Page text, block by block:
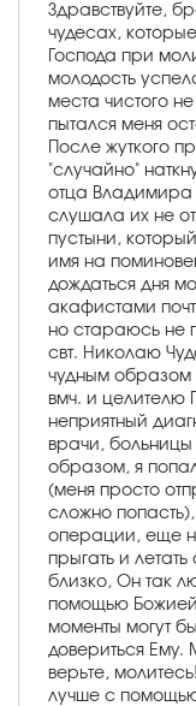
Здравствуйте,
чудесах,
Господа при
молодость
места чистого
пытался меня
После жуткого
"случайно"
отца Владимира
слушала их не
пустыни,
имя на
дождаться дня
акафистами
но стараюсь не
свт. Николаю
чудным образом
вмч. и целителю
неприятный
врачи,
образом, я
(меня просто
сложно
операции, еще
прыгать и летать
близко, Он так
помощью
моменты могут
довериться Ему.
верьте,
лучше с